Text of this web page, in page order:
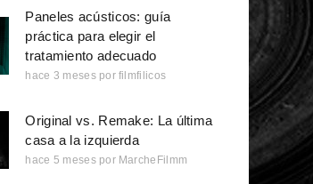
Paneles acústicos: guía
práctica para elegir el
tratamiento adecuado
hace 3 meses por filmfilicos
Original vs. Remake: La última
casa a la izquierda
hace 5 meses por MarcheFilmm